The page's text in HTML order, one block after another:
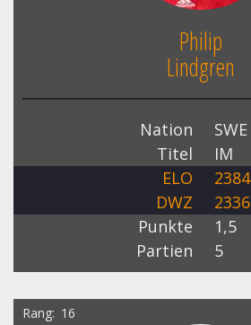
Philip
Lindgren
Nation
SWE
Titel
IM
ELO
2384
DWZ
2336
Punkte
1,5
Partien
5
Rang 16